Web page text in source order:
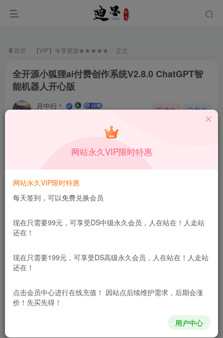
首页 【VIP】专享资源★★★★★ 正文
全开源小狐狸ai付费创作系统V2.8.0 ChatGPT智
能机器人开心版
月中行丶 关注 私信
此内容为付费资源，请付费后查看
￥9.9
立即购买
更新及时
极速下载 安全绿色 网盘下载
本站内容分为：登录回复下载，积分下载，RMB下载，积分下
网站永久VIP限时特惠
网站永久VIP限时特惠
每天签到，可以免费兑换会员
现在只需要99元，可享受DS中级永久会员，人在站在！人走站
还在！
现在只需要199元，可享受DS高级永久会员，人在站在！人走站
还在！
点击会员中心进行在线充值！ 因站点后续维护需求，后期会涨
价！先买先得！
用户中心